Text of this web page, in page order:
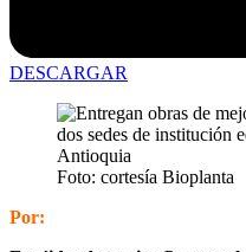
DESCARGAR
Foto: cortesía Bioplanta
Por: